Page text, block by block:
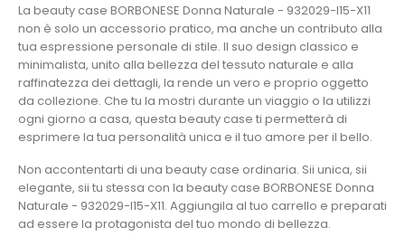
La beauty case BORBONESE Donna Naturale - 932029-I15-X11
non è solo un accessorio pratico, ma anche un contributo alla
tua espressione personale di stile. Il suo design classico e
minimalista, unito alla bellezza del tessuto naturale e alla
raffinatezza dei dettagli, la rende un vero e proprio oggetto
da collezione. Che tu la mostri durante un viaggio o la utilizzi
ogni giorno a casa, questa beauty case ti permetterà di
esprimere la tua personalità unica e il tuo amore per il bello.
Non accontentarti di una beauty case ordinaria. Sii unica, sii
elegante, sii tu stessa con la beauty case BORBONESE Donna
Naturale - 932029-I15-X11. Aggiungila al tuo carrello e preparati
ad essere la protagonista del tuo mondo di bellezza.